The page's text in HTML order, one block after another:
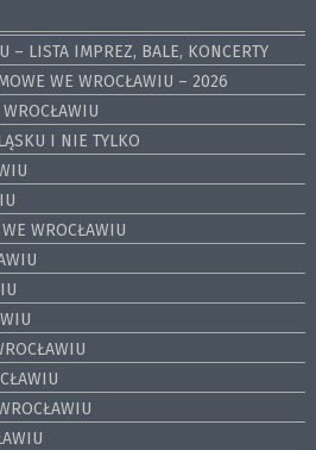
– LISTA IMPREZ, BALE, KONCERTY
WE WROCŁAWIU – 2026
I NIE TYLKO
WROCŁAWIU